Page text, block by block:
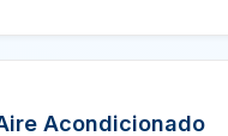
Acondicionado